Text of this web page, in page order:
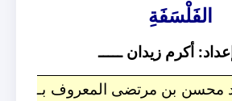
الفَلْسَفَةِ
أكرم زيدان ـــــ
محسن بن مرتضى المعروف بـ